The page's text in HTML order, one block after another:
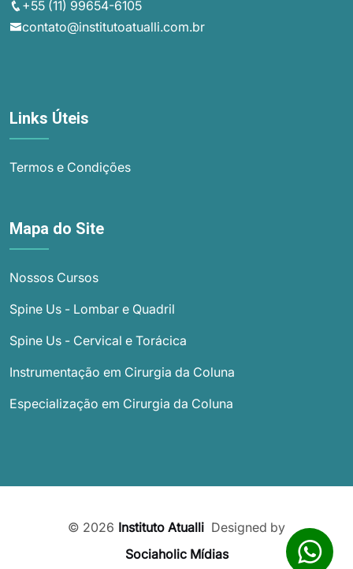
+55 (11) 99654-6105
contato@institutoatualli.com.br
Links Úteis
Termos e Condições
Mapa do Site
Nossos Cursos
Spine Us - Lombar e Quadril
Spine Us - Cervical e Torácica
Instrumentação em Cirurgia da Coluna
Especialização em Cirurgia da Coluna
© 2026 Instituto Atualli Designed by
Sociaholic Mídias